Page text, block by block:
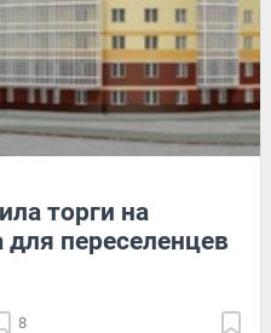
торги на
переселенцев
8